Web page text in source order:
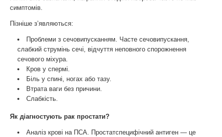
симптомів.
Пізніше з’являються:
Проблеми з сечовипусканням. Часте сечовипускання,
слабкий струмінь сечі, відчуття неповного спорожнення
сечового міхура.
Кров у спермі.
Біль у спині, ногах або тазу.
Втрата ваги без причини.
Слабкість.
Як діагностують рак простати?
Аналіз крові на ПСА. Простатспецифічний антиген — це